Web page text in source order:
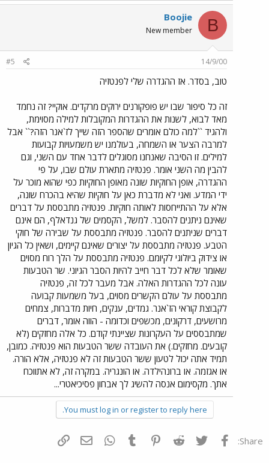
B
Boojie
New member
14/9/00
#5
טוב, בסדר. אז ההגדרה שלי לפנטזיה
זה כל סיפור שבו יש פופקורנים ירוקים מרקדים. אוקיי? זה נחמד
מאד לבוא, לשנות את ההגדרות המקובלות למילה מסוימת,
ולהגיד ``למה כולם אומרים שהספר הזה שייך לז`אנר הזה?`` אבל
למרבה הצער או השמחה, בעולמנו יש משמעויות קבועות
למילים. זו הסיבה שאנחנו מסוגלים לדבר אחד עם השני, וגם
להבין מה השני אומר. פנטזיה מתארת עולם שבו, על פי
ההגדרה, אופן החוקיות שונה מאופן החוקיות כפי שהוא מוכר על
ידי המדע. ואני לא מדברת כאן על חוקיות שהיא בהכרח שונה,
אלא על ההתייחסות לאותה חוקיות. פנטזיה מתבססת על דברים
שאינם ניתנים להסבר. למשל, הקסמים של גנדאלף, הם אינם
דברים שניתנים להסבר. פנטזיה מתבססת על שבירה של חוקי
הטבע. פנטזיה מתבססת על יצורים שאינם קיימים, ושאין כל הגיון
או צידוק ביולוגי לקיומם. פנטזיה מתבססת על הלך רוח מסוים
שאומר שלא לכל דבר חייב להיות הסבר הגיוני. שר הטבעות
עונה לכל ההגדרות האלה. אבל מעבר לכל זה, פנטזיה
מתבססת על עולם הקשרים מסוים, בעל משמעות קבועה
לקבוצת קוראי הז`אנר. גמדים, ענקים, חיות מדברות, צמחים
מרושעים, דרקונים, מכשפים וכדומה - הווה אומר, דברים
שמתבססים על העקרונות שציינתי קודם. כל אלה מחזקים (לא
קובעים. מחזקים.) את העובדה ששר הטבעות הוא פנטזיה. כמובן,
תמיד אתה יכול לטעון ששר הטבעות זה לא פנטזיה, אלא הורה.
או אגזמה. או ברונהילדה. או הונגריה. במקרה זה, לא אתווכח
אתך. מקסימום אנסה להשיג לך אבחון פסיכיאטרי...
You must log in or register to reply here.
Share: פייסבוק Twitter
Reddit
Pinterest
Tumblr
WhatsAppדואר אלקטרוני